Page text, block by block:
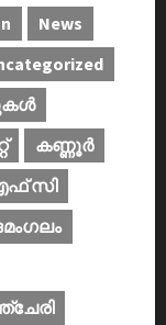
News
കണ്ണൂര്‍
എഫ് സി